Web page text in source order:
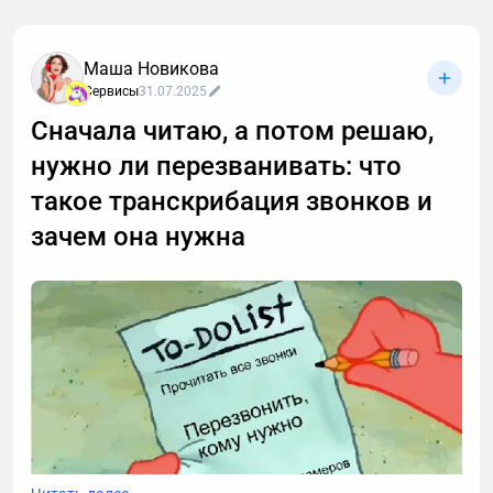
Маша Новикова
Сервисы31.07.2025
Сначала читаю, а потом решаю,
нужно ли перезванивать: что
такое транскрибация звонков и
зачем она нужна